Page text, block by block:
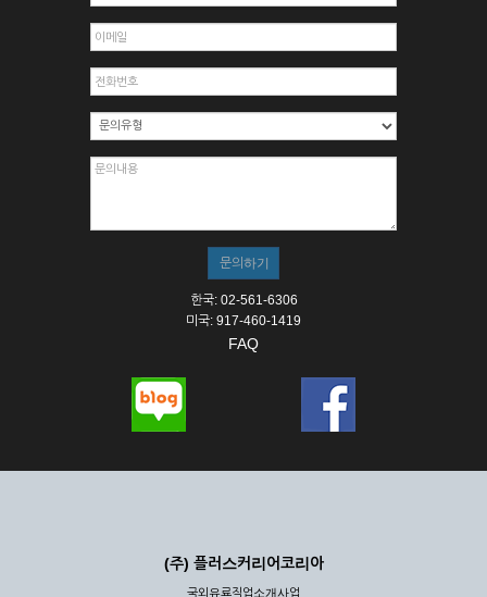
한국: 02-561-6306
미국: 917-460-1419
FAQ
(주) 플러스커리어코리아
국외유료직업소개사업